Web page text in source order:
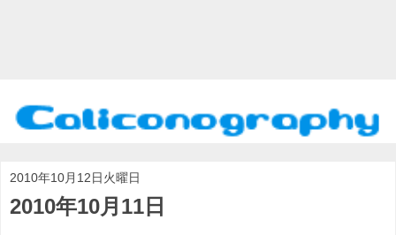
2010年10月12日火曜日
2010年10月11日